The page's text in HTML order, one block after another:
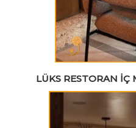
LÜKS RESTORAN İÇ